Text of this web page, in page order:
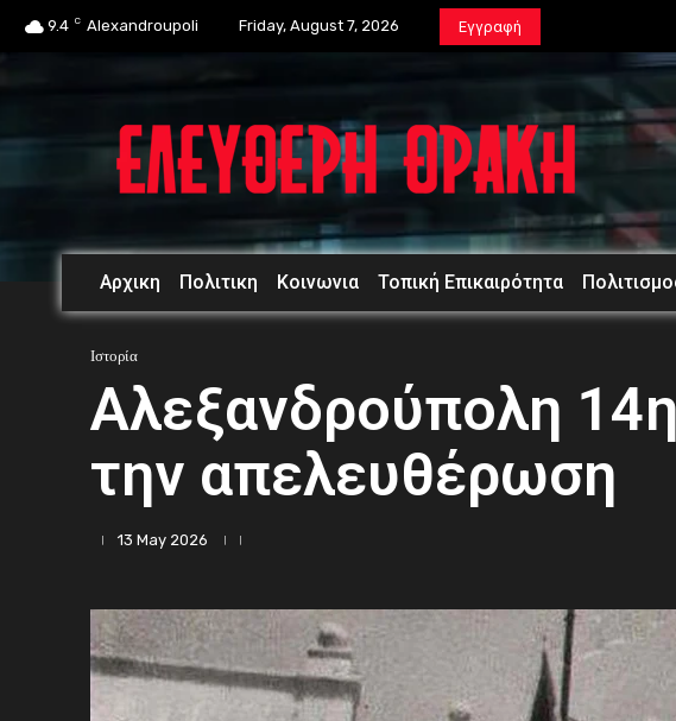
9.4 C Alexandroupoli Friday, August 7, 2026 Εγγραφή
Αρχικη Πολιτικη Κοινωνια Τοπική Επικαιρότητα
Ιστορία
Αλεξανδρούπολη
την απελευθέρωση
13 May 2026